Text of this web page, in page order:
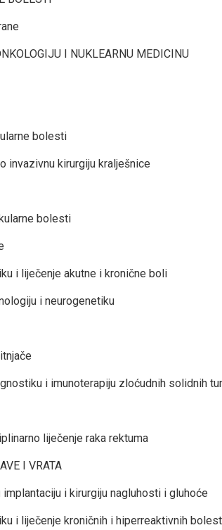
I NUKLEARNU MEDICINU
bolesti
kirurgiju kralješnice
bolesti
i liječenje akutne i kronične boli
i neurogenetiku
i imunoterapiju zloćudnih solidnih
liječenje raka rektuma
I VRATA
i kirurgiju nagluhosti i gluhoće
i liječenje kroničnih i hiperreaktivnih